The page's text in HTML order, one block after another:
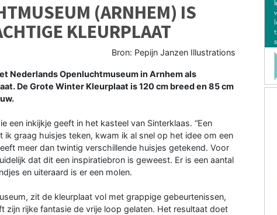
(ARNHEM) IS
KLEURPLAAT
Bron: Pepijn Janzen Illustrations
Nederlands Openluchtmuseum in Arnhem als
De Grote Winter Kleurplaat is 120 cm breed en 85 cm
een inkijkje geeft in het kasteel van Sinterklaas. “Een
graag huisjes teken, kwam ik al snel op het idee om een
meer dan twintig verschillende huisjes getekend. Voor
dat dit een inspiratiebron is geweest. Er is een aantal
en uiteraard is er een molen.
zit de kleurplaat vol met grappige gebeurtenissen,
zijn rijke fantasie de vrije loop gelaten. Het resultaat doet